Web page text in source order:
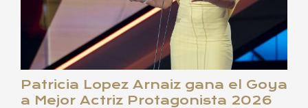
Patricia Lopez Arnaiz gana el Goya
a Mejor Actriz Protagonista 2026